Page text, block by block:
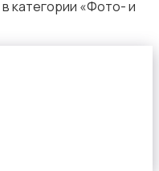
категории «Фото- и